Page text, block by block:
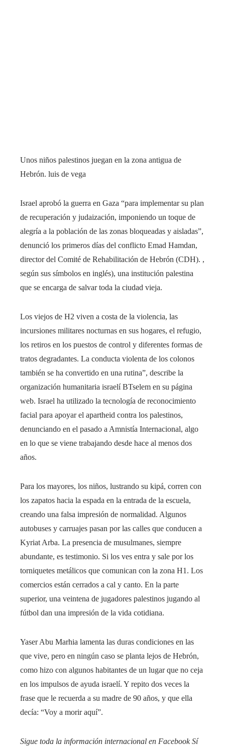
Unos niños palestinos juegan en la zona antigua de
Hebrón. luis de vega
Israel aprobó la guerra en Gaza “para implementar su plan
de recuperación y judaización, imponiendo un toque de
alegría a la población de las zonas bloqueadas y aisladas”,
denunció los primeros días del conflicto Emad Hamdan,
director del Comité de Rehabilitación de Hebrón (CDH). ,
según sus símbolos en inglés), una institución palestina
que se encarga de salvar toda la ciudad vieja.
Los viejos de H2 viven a costa de la violencia, las
incursiones militares nocturnas en sus hogares, el refugio,
los retiros en los puestos de control y diferentes formas de
tratos degradantes. La conducta violenta de los colonos
también se ha convertido en una rutina”, describe la
organización humanitaria israelí BTselem en su página
web. Israel ha utilizado la tecnología de reconocimiento
facial para apoyar el apartheid contra los palestinos,
denunciando en el pasado a Amnistía Internacional, algo
en lo que se viene trabajando desde hace al menos dos
años.
Para los mayores, los niños, lustrando su kipá, corren con
los zapatos hacia la espada en la entrada de la escuela,
creando una falsa impresión de normalidad. Algunos
autobuses y carruajes pasan por las calles que conducen a
Kyriat Arba. La presencia de musulmanes, siempre
abundante, es testimonio. Si los ves entra y sale por los
torniquetes metálicos que comunican con la zona H1. Los
comercios están cerrados a cal y canto. En la parte
superior, una veintena de jugadores palestinos jugando al
fútbol dan una impresión de la vida cotidiana.
Yaser Abu Marhia lamenta las duras condiciones en las
que vive, pero en ningún caso se planta lejos de Hebrón,
como hizo con algunos habitantes de un lugar que no ceja
en los impulsos de ayuda israelí. Y repito dos veces la
frase que le recuerda a su madre de 90 años, y que ella
decía: “Voy a morir aquí”.
Sigue toda la información internacional en FacebookSí